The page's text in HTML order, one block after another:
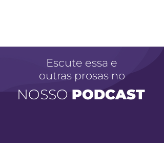
NOSSO PODCAST
Escute essa e
outras prosas no